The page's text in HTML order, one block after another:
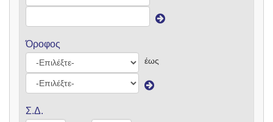
Όροφος
έως
Σ.Δ.